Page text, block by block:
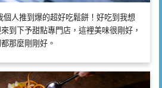
個人推到爆的超好吃鬆餅！好吃到我想
到下予甜點專門店，這裡美味很剛好，
那麼剛剛好。